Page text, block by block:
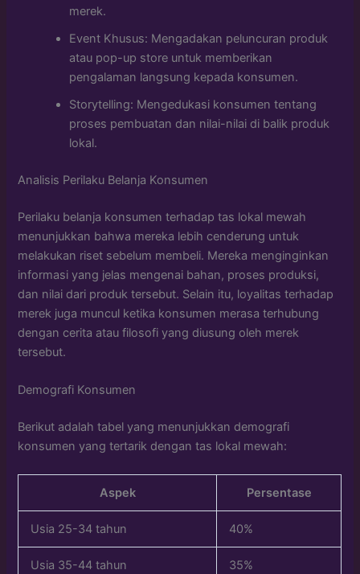
merek.
Event Khusus: Mengadakan peluncuran produk
atau pop-up store untuk memberikan
pengalaman langsung kepada konsumen.
Storytelling: Mengedukasi konsumen tentang
proses pembuatan dan nilai-nilai di balik produk
lokal.
Analisis Perilaku Belanja Konsumen
Perilaku belanja konsumen terhadap tas lokal mewah
menunjukkan bahwa mereka lebih cenderung untuk
melakukan riset sebelum membeli. Mereka menginginkan
informasi yang jelas mengenai bahan, proses produksi,
dan nilai dari produk tersebut. Selain itu, loyalitas terhadap
merek juga muncul ketika konsumen merasa terhubung
dengan cerita atau filosofi yang diusung oleh merek
tersebut.
Demografi Konsumen
Berikut adalah tabel yang menunjukkan demografi
konsumen yang tertarik dengan tas lokal mewah:
Aspek Persentase
Usia 25-34 tahun 40%
Usia 35-44 tahun 35%